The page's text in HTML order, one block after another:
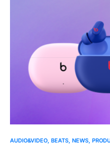
0
AUDIO&VIDEO BEATS NEWS